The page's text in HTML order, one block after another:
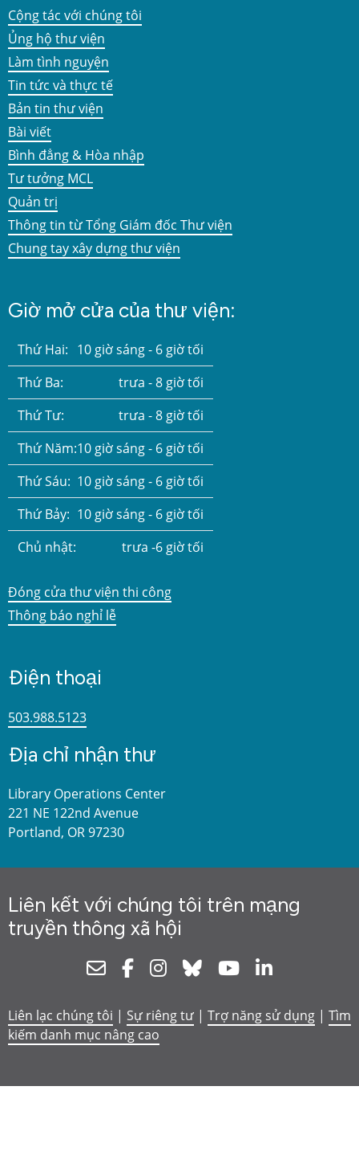
Cộng tác với chúng tôi
Ủng hộ thư viện
Làm tình nguyện
Tin tức và thực tế
Bản tin thư viện
Bài viết
Bình đẳng & Hòa nhập
Tư tưởng MCL
Quản trị
Thông tin từ Tổng Giám đốc Thư viện
Chung tay xây dựng thư viện
Giờ mở cửa của thư viện:
Thứ Hai: 10 giờ sáng - 6 giờ tối
Thứ Ba:
trưa - 8 giờ tối
Thứ Tư:
trưa - 8 giờ tối
Thứ Năm:10 giờ sáng - 6 giờ tối
Thứ Sáu: 10 giờ sáng - 6 giờ tối
Thứ Bảy: 10 giờ sáng - 6 giờ tối
Chủ nhật:
trưa -6 giờ tối
Đóng cửa thư viện thi công
Thông báo nghỉ lễ
Điện thoại
503.988.5123
Địa chỉ nhận thư
Library Operations Center
221 NE 122nd Avenue
Portland, OR 97230
Liên kết với chúng tôi trên mạng
truyền thông xã hội
NewsletterFacebookInstagram
Bluesky Youtube
Liên lạc chúng tôi | Sự riêng tư | Trợ năng sử dụng | Tìm
kiếm danh mục nâng cao